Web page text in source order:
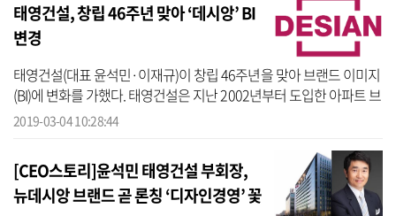
태영건설, 창립 46주년 맞아 ‘데시앙’ BI
변경
태영건설(대표 윤석민·이재규)이 창립 46주년을 맞아 브랜드 이미지
(BI)에 변화를 가했다. 태영건설은 지난 2002년부터 도입한 아파트 브
랜드 ‘데시앙(DESIAN)’의 BI를 변경했다고 4일 밝혔다. 데시앙은 수원
2019-03-04 10:28:44
[CEO스토리]윤석민 태영건설 부회장,
뉴데시앙 브랜드 곧 론칭 ‘디자인경영’ 꽃